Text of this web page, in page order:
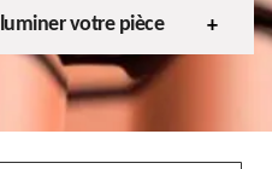
votre pièce